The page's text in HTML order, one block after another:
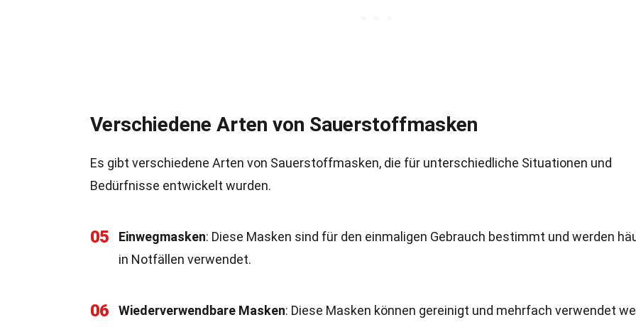
Verschiedene Arten von Sauerstoffmasken
Es gibt verschiedene Arten von Sauerstoffmasken, die für unterschiedliche Situationen und
Bedürfnisse entwickelt wurden.
05 Einwegmasken: Diese Masken sind für den einmaligen Gebrauch bestimmt und werden
in Notfällen verwendet.
06 Wiederverwendbare Masken: Diese Masken können gereinigt und mehrfach verwendet